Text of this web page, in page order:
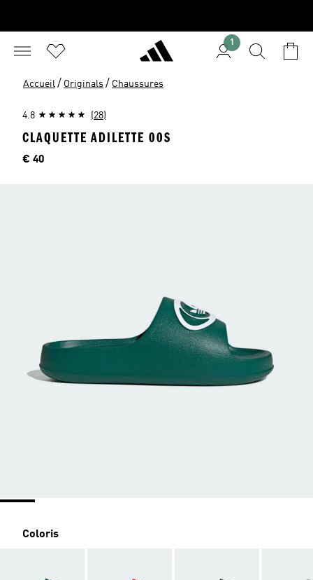
1
Accueil / Originals / Chaussures
4.8 (28)
CLAQUETTE ADILETTE 00S
Price
€ 40
Coloris